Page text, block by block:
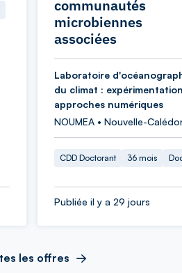
communautés
microbiennes
associées
Laboratoire
du climat :
approches numériques
NOUMEA • Nouvelle-
CDD Doctorant 36 mois
Publiée il y a 29 jours
les offres